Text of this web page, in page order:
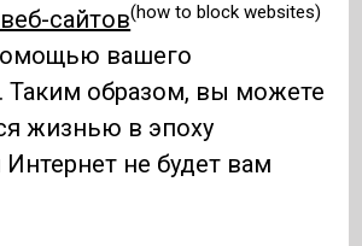
сайтов(how to block websites)
вашего
Таким образом, вы можете
жизнью в эпоху
Интернет не будет вам